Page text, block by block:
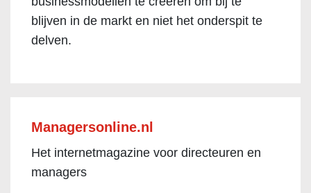
blijven in de markt en niet het onderspit te
delven.
Managersonline.nl
Het internetmagazine voor directeuren en
managers